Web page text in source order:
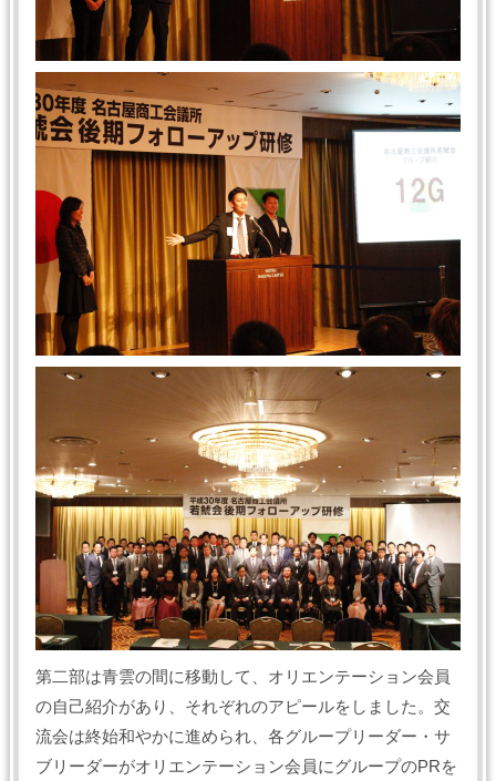
第二部は青雲の間に移動して、オリエンテーション会員
の自己紹介があり、それぞれのアピールをしました。交
流会は終始和やかに進められ、各グループリーダー・サ
ブリーダーがオリエンテーション会員にグループのPRを